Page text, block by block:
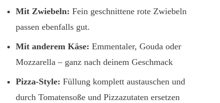
Mit Zwiebeln: Fein geschnittene rote Zwiebeln
passen ebenfalls gut.
Mit anderem Käse: Emmentaler, Gouda oder
Mozzarella – ganz nach deinem Geschmack
Pizza-Style: Füllung komplett austauschen und
durch Tomatensoße und Pizzazutaten ersetzen